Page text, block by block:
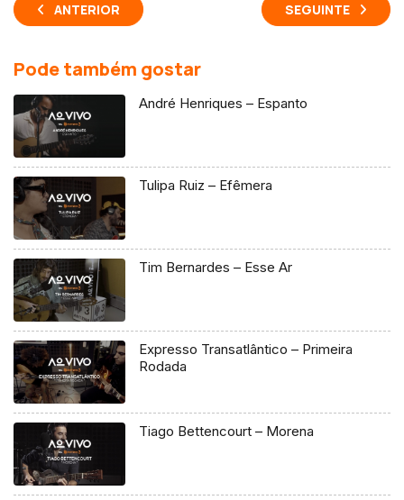
ANTERIOR SEGUINTE
Pode também gostar
André Henriques – Espanto
Tulipa Ruiz – Efêmera
Tim Bernardes – Esse Ar
Expresso Transatlântico – Primeira
Rodada
Tiago Bettencourt – Morena